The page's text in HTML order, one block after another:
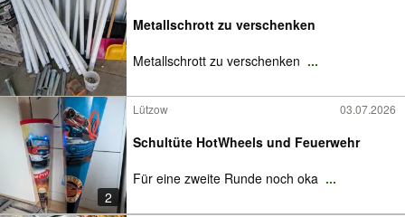
Metallschrott zu verschenken
Metallschrott zu verschenken ...
2
Lützow 03.07.2026
Schultüte HotWheels und Feuerwehr
Für eine zweite Runde noch oka ...